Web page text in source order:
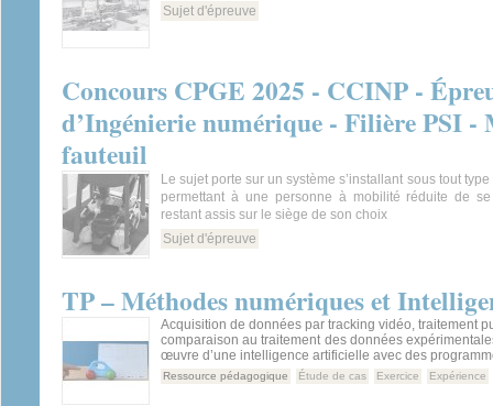
Sujet d'épreuve
Concours CPGE 2025 - CCINP -
d’Ingénierie numérique - Filière PSI -
fauteuil
Le sujet porte sur un système s’installant sous tout
permettant à une personne à mobilité réduite de
restant assis sur le siège de son choix
Sujet d'épreuve
TP – Méthodes numériques et
Acquisition de données par tracking vidéo, traitement
comparaison au traitement des données
œuvre d’une intelligence artificielle avec des
Ressource pédagogique Étude de cas Exercice Expérience